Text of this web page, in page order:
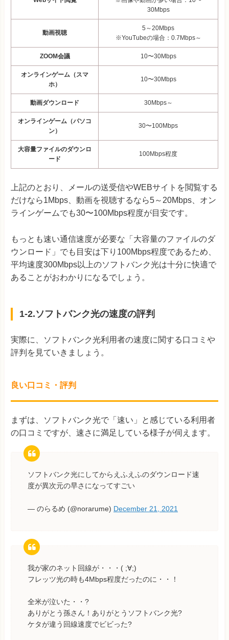
30Mbps
動画視聴
5～20Mbps
※YouTubeの場合：0.7Mbps～
ZOOM会議 10〜30Mbps
オンラインゲーム（スマ
ホ）
10〜30Mbps
動画ダウンロード 30Mbps～
オンラインゲーム（パソコ
ン）
30〜100Mbps
大容量ファイルのダウンロ
ード
100Mbps程度
上記のとおり、メールの送受信やWEBサイトを閲覧する
だけなら1Mbps、動画を視聴するなら5～20Mbps、オン
ラインゲームでも30〜100Mbps程度が目安です。
もっとも速い通信速度が必要な「大容量のファイルのダ
ウンロード」でも目安は下り100Mbps程度であるため、
平均速度300Mbps以上のソフトバンク光は十分に快適で
あることがおわかりになるでしょう。
1-2.ソフトバンク光の速度の評判
実際に、ソフトバンク光利用者の速度に関する口コミや
評判を見ていきましょう。
良い口コミ・評判
まずは、ソフトバンク光で「速い」と感じている利用者
の口コミですが、速さに満足している様子が伺えます。
ソフトバンク光にしてからえふえふのダウンロード速
度が異次元の早さになってすごい
— のらるめ (@norarume) December 21, 2021
我が家のネット回線が・・・( ;∀;)
フレッツ光の時も4Mbps程度だったのに・・！
全米が泣いた・・?
ありがとう孫さん！ありがとうソフトバンク光?
ケタが違う回線速度でビビった?